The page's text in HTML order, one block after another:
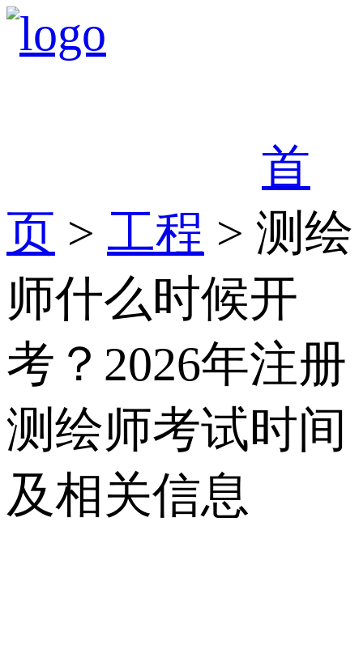
首
页 > 工程 > 测绘
师什么时候开
考？2026年注册
测绘师考试时间
及相关信息